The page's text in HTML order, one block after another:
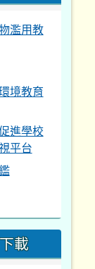
濫用教
境教育
進學校
平台
載